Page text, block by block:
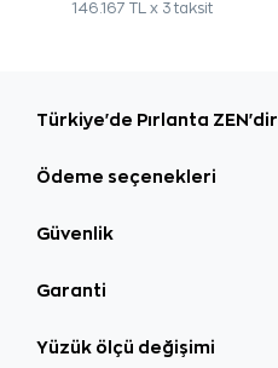
146.167 TL x 3 taksit
Türkiye'de Pırlanta ZEN'dir
Ödeme seçenekleri
Güvenlik
Garanti
Yüzük ölçü değişimi